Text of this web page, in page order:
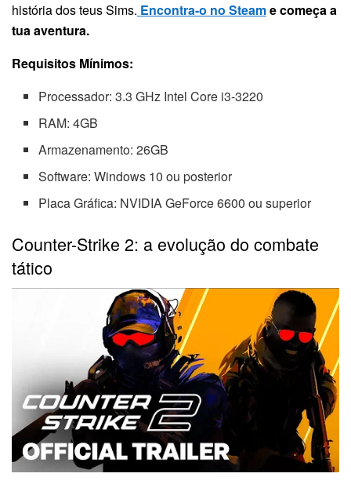
história dos teus Sims. Encontra-o no Steame começa a
tua aventura.
Requisitos Mínimos:
Processador: 3.3 GHz Intel Core i3-3220
RAM: 4GB
Armazenamento: 26GB
Software: Windows 10 ou posterior
Placa Gráfica: NVIDIA GeForce 6600 ou superior
Counter-Strike 2: a evolução do combate
tático